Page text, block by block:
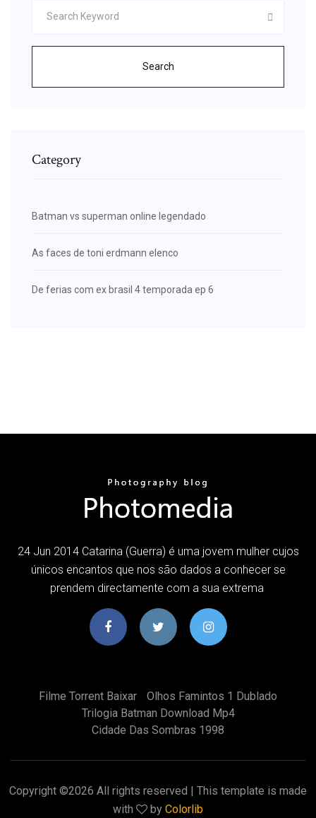
Search
Category
Batman vs superman online legendado
As faces de toni erdmann elenco
De ferias com ex brasil 4 temporada ep 6
24 Jun 2014 Catarina (Guerra) é uma jovem mulher cujos
únicos encantos que nos são dados a conhecer se
prendem directamente com a sua extrema
Filme Torrent Baixar
Olhos Famintos 1 Dublado
Trilogia Batman Download Mp4
Cidade Das Sombras 1998
Copyright ©2026 All rights reserved | This template is made
with
by Colorlib